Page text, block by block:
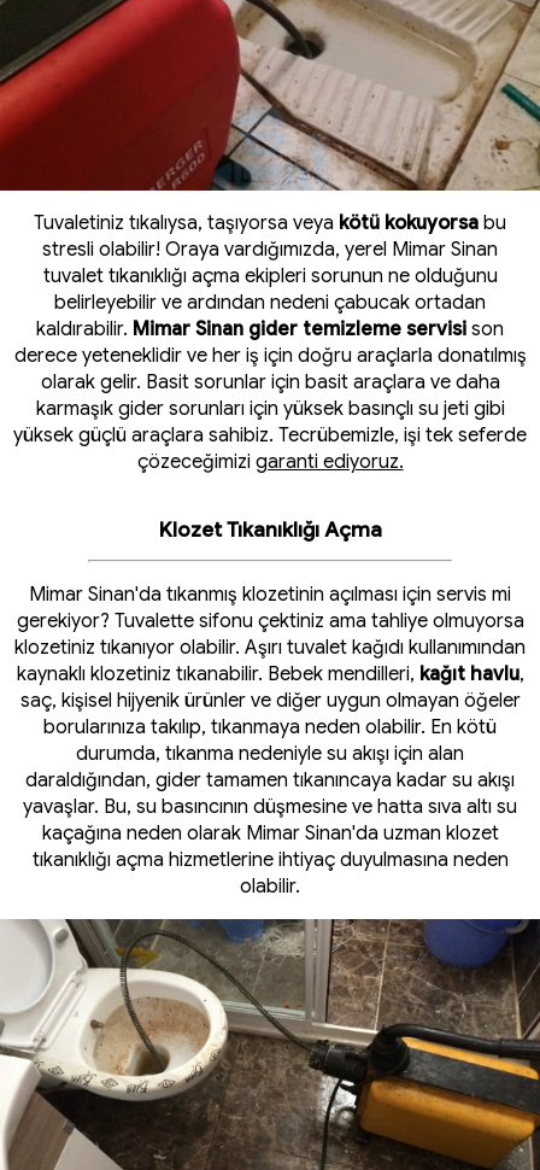
Tuvaletiniz tıkalıysa, taşıyorsa veya kötü kokuyorsa bu
stresli olabilir! Oraya vardığımızda, yerel Mimar Sinan
tuvalet tıkanıklığı açma ekipleri sorunun ne olduğunu
belirleyebilir ve ardından nedeni çabucak ortadan
kaldırabilir. Mimar Sinan gider temizleme servisi son
derece yeteneklidir ve her iş için doğru araçlarla donatılmış
olarak gelir. Basit sorunlar için basit araçlara ve daha
karmaşık gider sorunları için yüksek basınçlı su jeti gibi
yüksek güçlü araçlara sahibiz. Tecrübemizle, işi tek seferde
çözeceğimizi garanti ediyoruz.
Klozet Tıkanıklığı Açma
Mimar Sinan'da tıkanmış klozetinin açılması için servis mi
gerekiyor? Tuvalette sifonu çektiniz ama tahliye olmuyorsa
klozetiniz tıkanıyor olabilir. Aşırı tuvalet kağıdı kullanımından
kaynaklı klozetiniz tıkanabilir. Bebek mendilleri, kağıt havlu,
saç, kişisel hijyenik ürünler ve diğer uygun olmayan öğeler
borularınıza takılıp, tıkanmaya neden olabilir. En kötü
durumda, tıkanma nedeniyle su akışı için alan
daraldığından, gider tamamen tıkanıncaya kadar su akışı
yavaşlar. Bu, su basıncının düşmesine ve hatta sıva altı su
kaçağına neden olarak Mimar Sinan'da uzman klozet
tıkanıklığı açma hizmetlerine ihtiyaç duyulmasına neden
olabilir.